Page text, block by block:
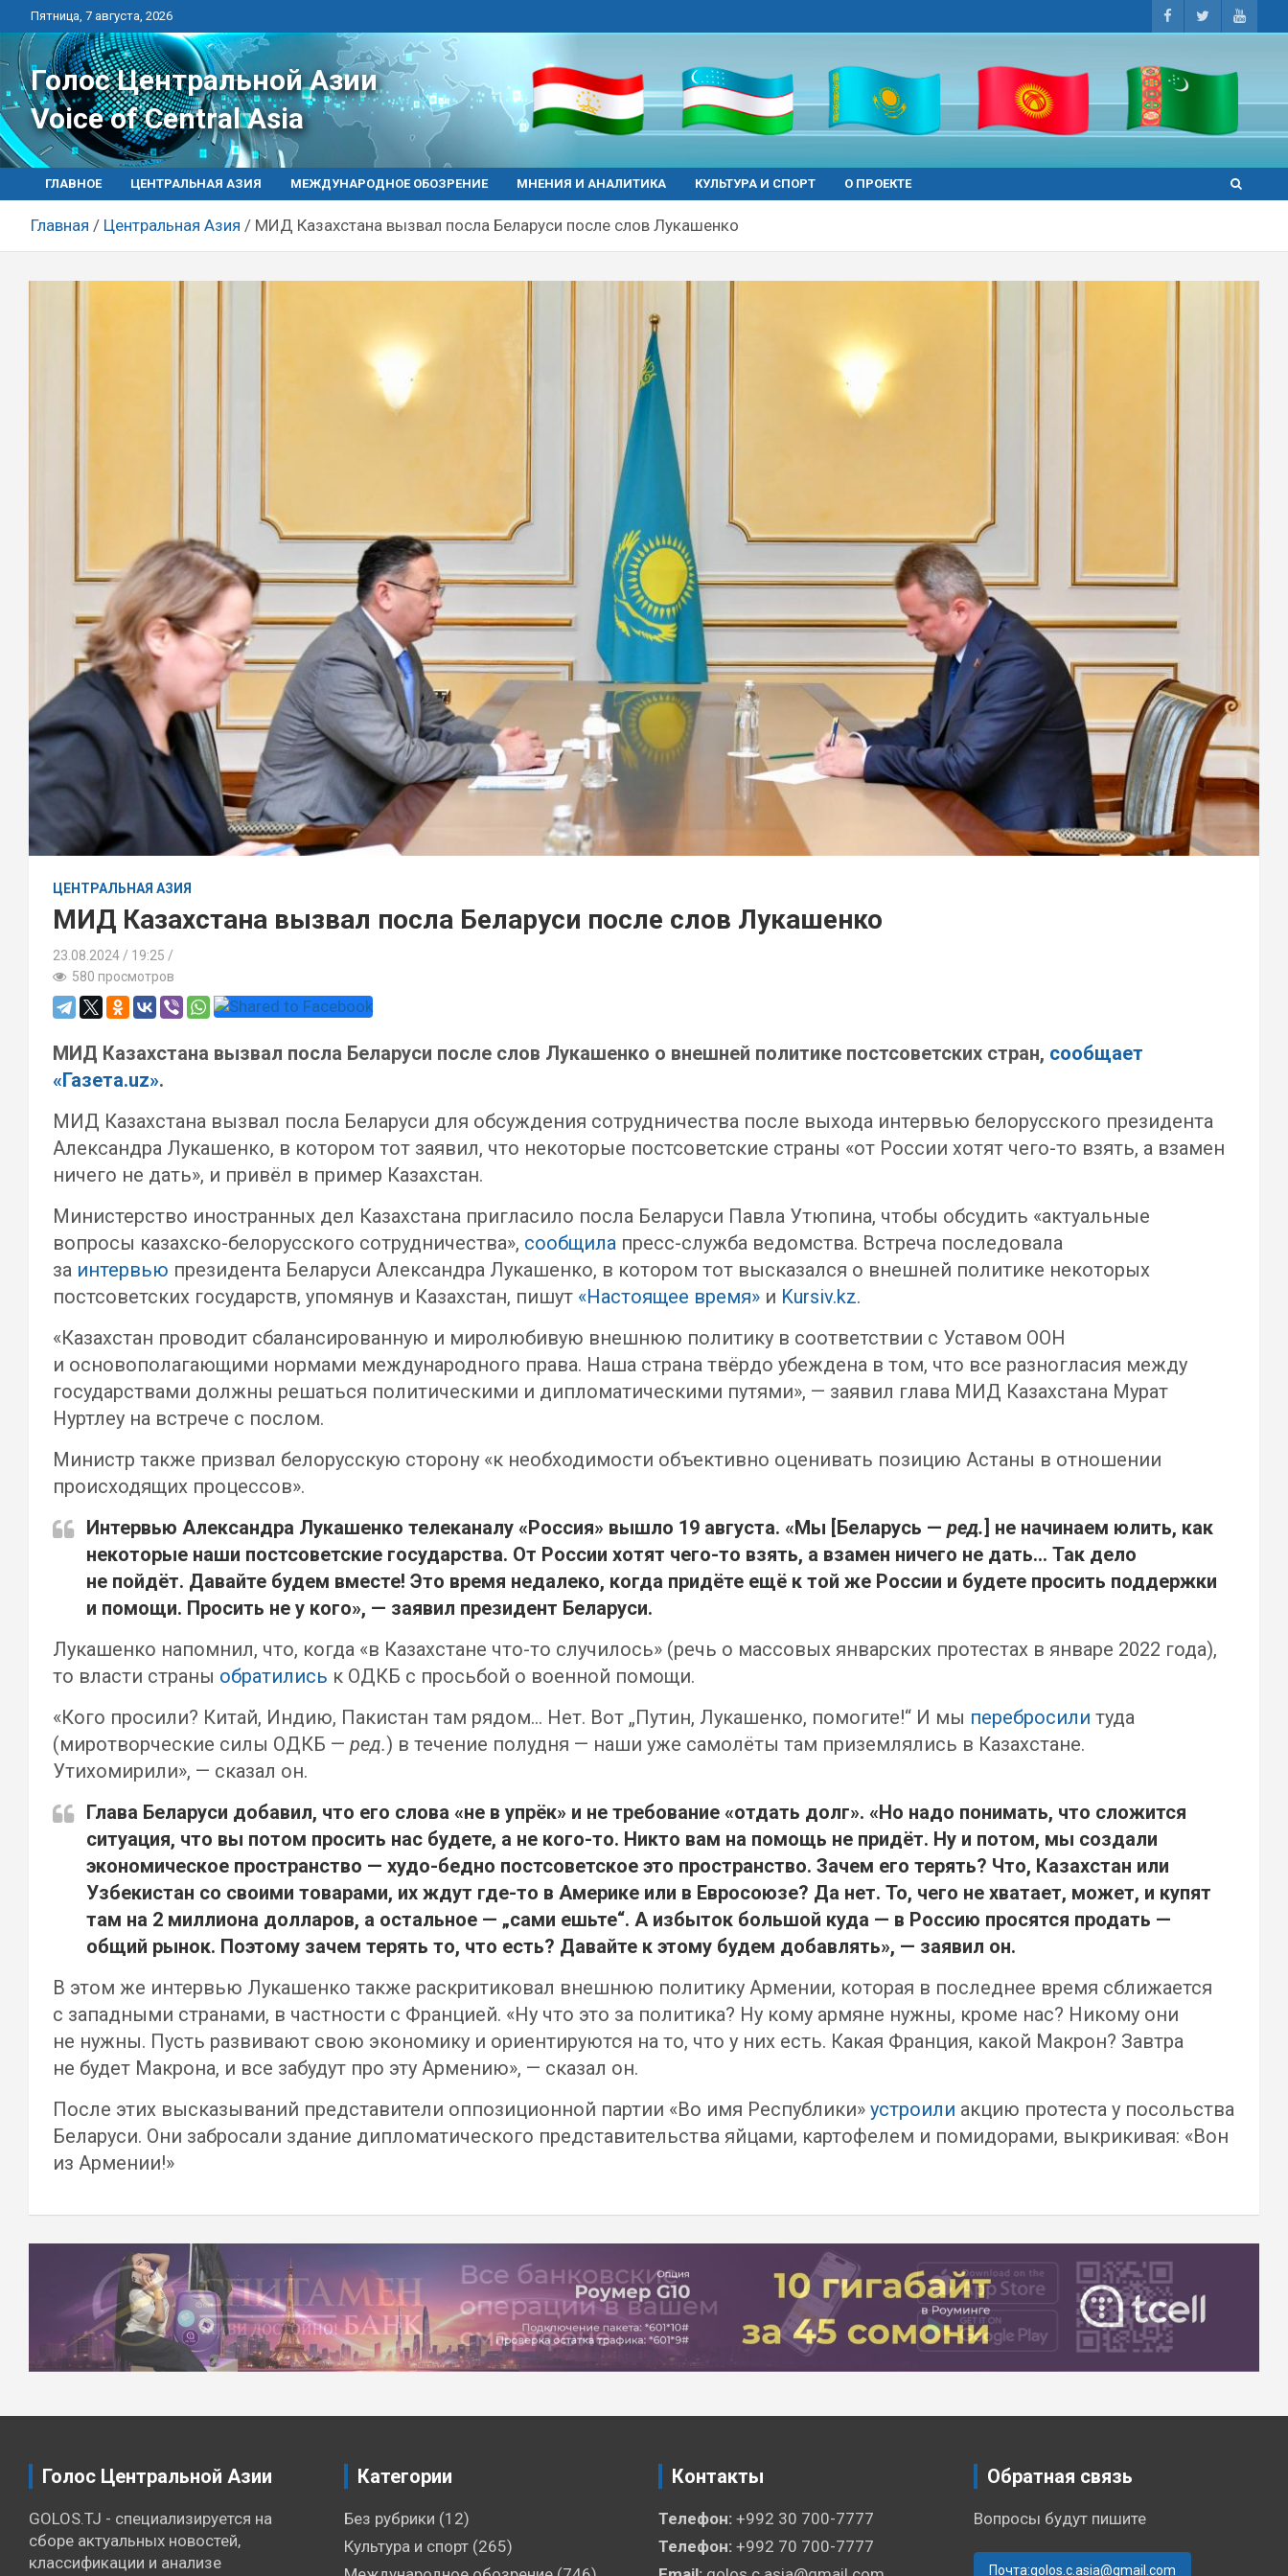
Перейти
к
контенту
Пятница, 7 августа, 2026
Голос Центральной Азии
Voice of Central Asia
ГЛАВНОЕ ЦЕНТРАЛЬНАЯ АЗИЯ МЕЖДУНАРОДНОЕ ОБОЗРЕНИЕ МНЕНИЯ И АНАЛИТИКА КУЛЬТУРА И СПОРТ О ПРОЕКТЕ
Главная Центральная Азия МИД Казахстана вызвал посла Беларуси после слов Лукашенко
ЦЕНТРАЛЬНАЯ АЗИЯ
МИД Казахстана вызвал посла Беларуси после слов Лукашенко
23.08.2024
19:25 /
580 просмотров
МИД Казахстана вызвал посла Беларуси после слов Лукашенко о внешней политике постсоветских стран, сообщает
«Газета.uz».
МИД Казахстана вызвал посла Беларуси для обсуждения сотрудничества после выхода интервью белорусского президента
Александра Лукашенко, в котором тот заявил, что некоторые постсоветские страны «от России хотят чего-то взять, а взамен
ничего не дать», и привёл в пример Казахстан.
Министерство иностранных дел Казахстана пригласило посла Беларуси Павла Утюпина, чтобы обсудить «актуальные
вопросы казахско-белорусского сотрудничества», сообщила пресс-служба ведомства. Встреча последовала
за интервью президента Беларуси Александра Лукашенко, в котором тот высказался о внешней политике некоторых
постсоветских государств, упомянув и Казахстан, пишут «Настоящее время» и Kursiv.kz.
«Казахстан проводит сбалансированную и миролюбивую внешнюю политику в соответствии с Уставом ООН
и основополагающими нормами международного права. Наша страна твёрдо убеждена в том, что все разногласия между
государствами должны решаться политическими и дипломатическими путями», — заявил глава МИД Казахстана Мурат
Нуртлеу на встрече с послом.
Министр также призвал белорусскую сторону «к необходимости объективно оценивать позицию Астаны в отношении
происходящих процессов».
Интервью Александра Лукашенко телеканалу «Россия» вышло 19 августа. «Мы [Беларусь — ред.] не начинаем юлить, как
некоторые наши постсоветские государства. От России хотят чего-то взять, а взамен ничего не дать… Так дело
не пойдёт. Давайте будем вместе! Это время недалеко, когда придёте ещё к той же России и будете просить поддержки
и помощи. Просить не у кого», — заявил президент Беларуси.
Лукашенко напомнил, что, когда «в Казахстане что-то случилось» (речь о массовых январских протестах в январе 2022 года),
то власти страны обратились к ОДКБ с просьбой о военной помощи.
«Кого просили? Китай, Индию, Пакистан там рядом… Нет. Вот „Путин, Лукашенко, помогите!“ И мы перебросили туда
(миротворческие силы ОДКБ — ред.) в течение полудня — наши уже самолёты там приземлялись в Казахстане.
Утихомирили», — сказал он.
Глава Беларуси добавил, что его слова «не в упрёк» и не требование «отдать долг». «Но надо понимать, что сложится
ситуация, что вы потом просить нас будете, а не кого-то. Никто вам на помощь не придёт. Ну и потом, мы создали
экономическое пространство — худо-бедно постсоветское это пространство. Зачем его терять? Что, Казахстан или
Узбекистан со своими товарами, их ждут где-то в Америке или в Евросоюзе? Да нет. То, чего не хватает, может, и купят
там на 2 миллиона долларов, а остальное — „сами ешьте“. А избыток большой куда — в Россию просятся продать —
общий рынок. Поэтому зачем терять то, что есть? Давайте к этому будем добавлять», — заявил он.
В этом же интервью Лукашенко также раскритиковал внешнюю политику Армении, которая в последнее время сближается
с западными странами, в частности с Францией. «Ну что это за политика? Ну кому армяне нужны, кроме нас? Никому они
не нужны. Пусть развивают свою экономику и ориентируются на то, что у них есть. Какая Франция, какой Макрон? Завтра
не будет Макрона, и все забудут про эту Армению», — сказал он.
После этих высказываний представители оппозиционной партии «Во имя Республики» устроили акцию протеста у посольства
Беларуси. Они забросали здание дипломатического представительства яйцами, картофелем и помидорами, выкрикивая: «Вон
из Армении!»
Навигация
записям
Голос Центральной Азии
GOLOS.TJ - специализируется на
сборе актуальных новостей,
классификации и анализе
Категории
Без рубрики (12)
Культура и спорт(265)
Контакты
Телефон: +992 30 700-7777
Телефон: +992 70 700-7777
Обратная связь
Вопросы будут пишите
Почта:golos.c.asia@gmail.com